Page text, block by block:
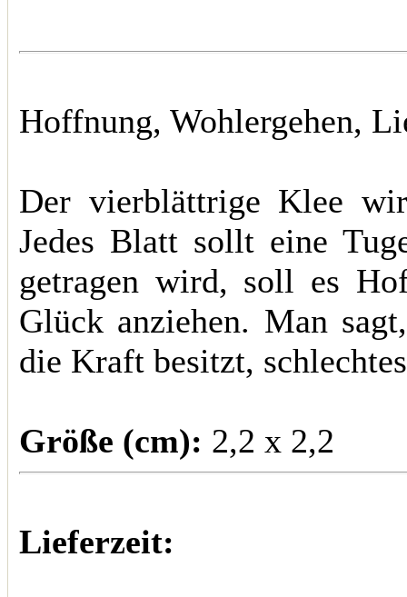
Hoffnung, Wohlergehen,
Der vierblättrige Klee
Jedes Blatt sollt eine
getragen wird, soll es
Glück anziehen. Man
die Kraft besitzt,
Größe (cm): 2,2 x 2,2
Lieferzeit: